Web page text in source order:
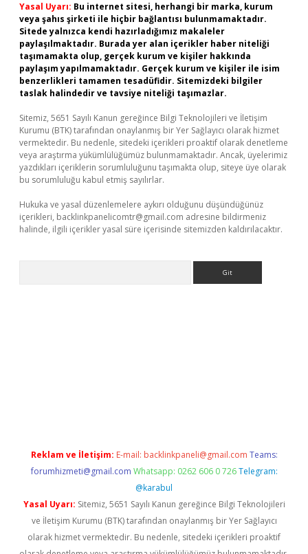
Yasal Uyarı: Bu internet sitesi, herhangi bir marka, kurum
veya şahıs şirketi ile hiçbir bağlantısı bulunmamaktadır.
Sitede yalnızca kendi hazırladığımız makaleler
paylaşılmaktadır. Burada yer alan içerikler haber niteliği
taşımamakta olup, gerçek kurum ve kişiler hakkında
paylaşım yapılmamaktadır. Gerçek kurum ve kişiler ile isim
benzerlikleri tamamen tesadüfidir. Sitemizdeki bilgiler
taslak halindedir ve tavsiye niteliği taşımazlar.
Sitemiz, 5651 Sayılı Kanun gereğince Bilgi Teknolojileri ve İletişim
Kurumu (BTK) tarafından onaylanmış bir Yer Sağlayıcı olarak hizmet
vermektedir. Bu nedenle, sitedeki içerikleri proaktif olarak denetleme
veya araştırma yükümlülüğümüz bulunmamaktadır. Ancak, üyelerimiz
yazdıkları içeriklerin sorumluluğunu taşımakta olup, siteye üye olarak
bu sorumluluğu kabul etmiş sayılırlar.
Hukuka ve yasal düzenlemelere aykırı olduğunu düşündüğünüz
içerikleri, backlinkpanelicomtr@gmail.com adresine bildirmeniz
halinde, ilgili içerikler yasal süre içerisinde sitemizden kaldırılacaktır.
Reklam ve İletişim: E-mail: backlinkpaneli@gmail.com Teams:
forumhizmeti@gmail.com Whatsapp: 0262 606 0 726 Telegram:
@karabul
Yasal Uyarı: Sitemiz, 5651 Sayılı Kanun gereğince Bilgi Teknolojileri
ve İletişim Kurumu (BTK) tarafından onaylanmış bir Yer Sağlayıcı
olarak hizmet vermektedir. Bu nedenle, sitedeki içerikleri proaktif